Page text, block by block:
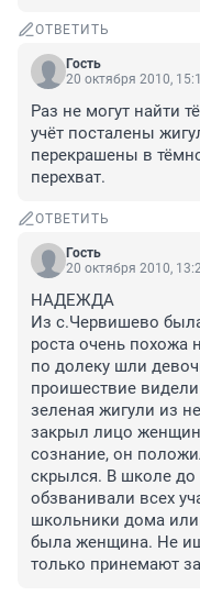
ОТВЕТИТЬ
Гость
20 октября 2010,
Раз не могут найти
учёт посталены
перекрашены в
перехват.
ОТВЕТИТЬ
Гость
20 октября 2010,
НАДЕЖДА
Из с.Червишево
роста очень похожа
по долеку шли
проишествие
зеленая жигули из
закрыл лицо
сознание, он
скрылся. В школе до
обзванивали всех
школьники дома или
была женщина. Не
только принемают